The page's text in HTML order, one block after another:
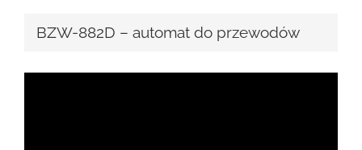
BZW-882D – automat do przewodów